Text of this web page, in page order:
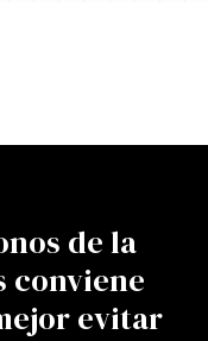
de la
conviene
evitar